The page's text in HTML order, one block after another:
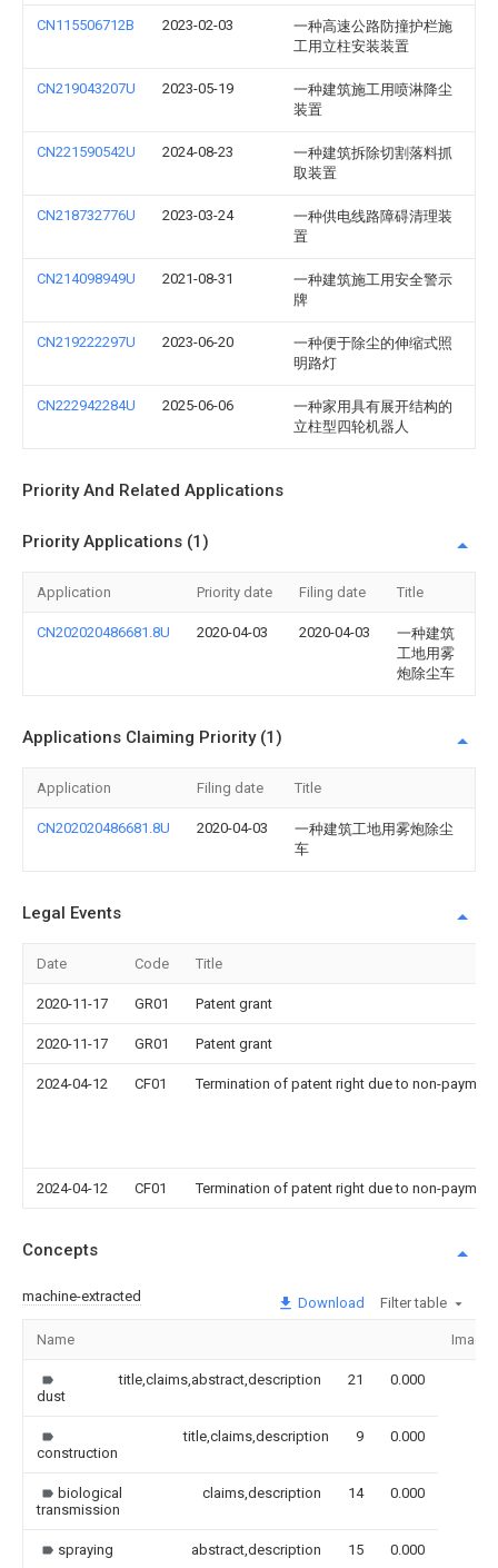
CN115506712B 2023-02-03
一种高速公路防撞护栏施
工用立柱安装装置
CN219043207U 2023-05-19
一种建筑施工用喷淋降尘
装置
CN221590542U 2024-08-23
一种建筑拆除切割落料抓
取装置
CN218732776U 2023-03-24
一种供电线路障碍清理装
置
CN214098949U 2021-08-31
一种建筑施工用安全警示
牌
CN219222297U 2023-06-20
一种便于除尘的伸缩式照
明路灯
CN222942284U 2025-06-06
一种家用具有展开结构的
立柱型四轮机器人
Priority And Related Applications
Priority Applications (1)
Application Priority date Filing date Title
CN202020486681.8U 2020-04-03 2020-04-03
一种建筑
工地用雾
炮除尘车
Applications Claiming Priority (1)
Application Filing date Title
CN202020486681.8U 2020-04-03
一种建筑工地用雾炮除尘
车
Legal Events
Date Code Title
2020-11-17 GR01 Patent grant
2020-11-17 GR01 Patent grant
2024-04-12 CF01 Termination of patent right due to non-
2024-04-12 CF01 Termination of patent right due to non-
Concepts
machine-extracted Download Filter table
Name Image
dust
title,claims,abstract,description 21 0.000
construction
title,claims,description 9 0.000
biological
transmission
claims,description 14 0.000
spraying abstract,description 15 0.000